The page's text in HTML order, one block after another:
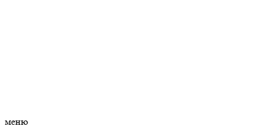
меню